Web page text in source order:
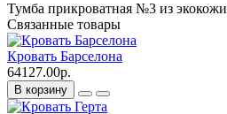
Тумба прикроватная №3 из экокожи
Связанные товары
Кровать Барселона
64127.00р.
В корзину